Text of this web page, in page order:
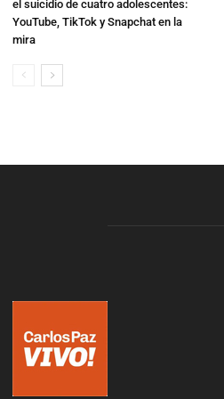
el suicidio de cuatro adolescentes:
YouTube, TikTok y Snapchat en la
mira